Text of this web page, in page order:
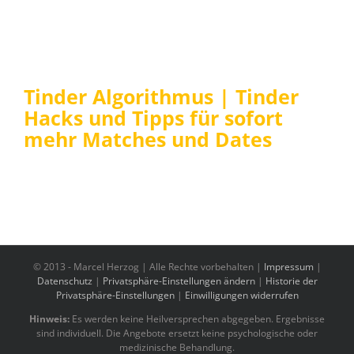
Tinder Algorithmus | Tinder
Hacks und Tipps für sofort
mehr Matches und Dates
© 2013 - Marcel Herzog | Alle Rechte vorbehalten | Impressum |
Datenschutz | Privatsphäre-Einstellungen ändern| Historie der
Privatsphäre-Einstellungen| Einwilligungen widerrufen
Hinweis: Es werden keine Heilversprechen abgegeben. Ergebnisse
sind individuell. Die Angebote ersetzt keine psychologische oder
medizinische Behandlung.